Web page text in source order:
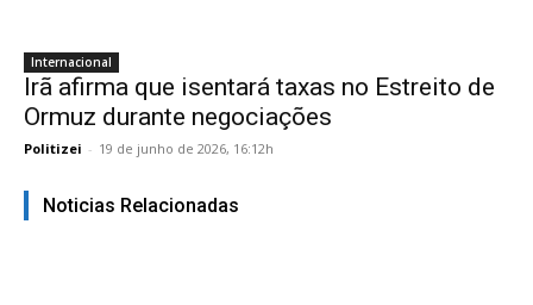
Internacional
Irã afirma que isentará taxas no Estreito de
Ormuz durante negociações
Politizei - 19 de junho de 2026, 16:12h
Noticias Relacionadas